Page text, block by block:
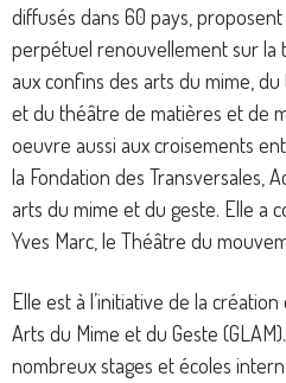
diffusés dans 60 pays,
perpétuel renouvellement sur la
aux confins des arts du mime,
et du théâtre de matières et de
oeuvre aussi aux croisements
la Fondation des Transversales,
arts du mime et du geste. Elle a
Yves Marc, le Théâtre du
Elle est à l’initiative de la
Arts du Mime et du Geste
nombreux stages et écoles